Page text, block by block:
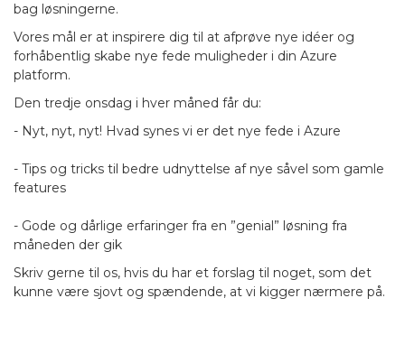
bag løsningerne.
Vores mål er at inspirere dig til at afprøve nye idéer og
forhåbentlig skabe nye fede muligheder i din Azure
platform.
Den tredje onsdag i hver måned får du:
- Nyt, nyt, nyt! Hvad synes vi er det nye fede i Azure
- Tips og tricks til bedre udnyttelse af nye såvel som gamle
features
- Gode og dårlige erfaringer fra en ”genial” løsning fra
måneden der gik
Skriv gerne til os, hvis du har et forslag til noget, som det
kunne være sjovt og spændende, at vi kigger nærmere på.